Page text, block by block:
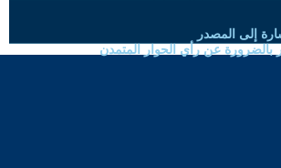
إلى المصدر
بالضرورة عن رأي الحوار المتمدن